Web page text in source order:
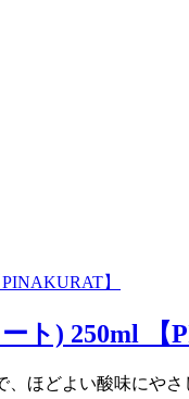
ト) 250ml 【
ほどよい酸味にや